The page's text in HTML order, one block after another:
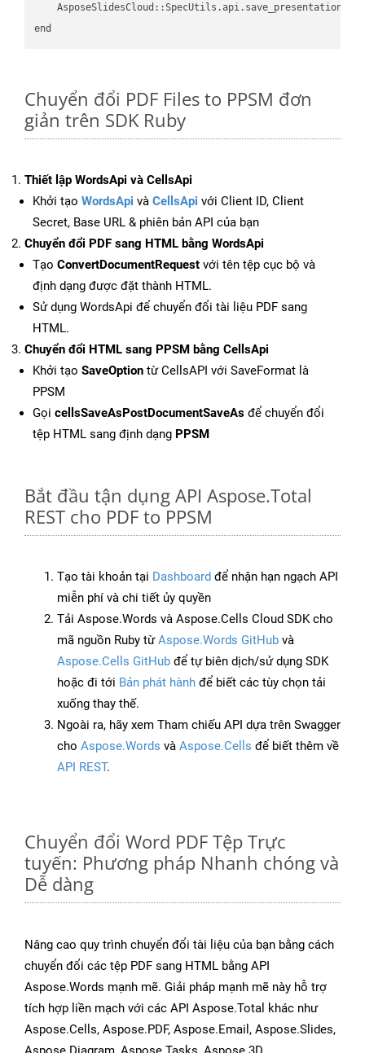
Chuyển đổi PDF Files to PPSM đơn
giản trên SDK Ruby
Thiết lập WordsApi và CellsApi
Khởi tạo WordsApi và CellsApi với Client ID, Client
Secret, Base URL & phiên bản API của bạn
Chuyển đổi PDF sang HTML bằng WordsApi
Tạo ConvertDocumentRequest với tên tệp cục bộ và
định dạng được đặt thành HTML.
Sử dụng WordsApi để chuyển đổi tài liệu PDF sang
HTML.
Chuyển đổi HTML sang PPSM bằng CellsApi
Khởi tạo SaveOption từ CellsAPI với SaveFormat là
PPSM
Gọi cellsSaveAsPostDocumentSaveAs để chuyển đổi
tệp HTML sang định dạng PPSM
Bắt đầu tận dụng API Aspose.Total
REST cho PDF to PPSM
Tạo tài khoản tại Dashboard để nhận hạn ngạch API
miễn phí và chi tiết ủy quyền
Tải Aspose.Words và Aspose.Cells Cloud SDK cho
mã nguồn Ruby từAspose.Words GitHub và
Aspose.Cells GitHub để tự biên dịch/sử dụng SDK
hoặc đi tới Bản phát hành để biết các tùy chọn tải
xuống thay thế.
Ngoài ra, hãy xem Tham chiếu API dựa trên Swagger
cho Aspose.Words và Aspose.Cells để biết thêm về
API REST.
Chuyển đổi Word PDF Tệp Trực
tuyến: Phương pháp Nhanh chóng và
Dễ dàng
Nâng cao quy trình chuyển đổi tài liệu của bạn bằng cách
chuyển đổi các tệp PDF sang HTML bằng API
Aspose.Words mạnh mẽ. Giải pháp mạnh mẽ này hỗ trợ
tích hợp liền mạch với các API Aspose.Total khác như
Aspose.Cells, Aspose.PDF, Aspose.Email, Aspose.Slides,